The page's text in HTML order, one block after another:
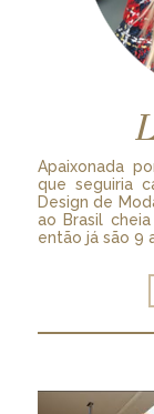
Apaixonada
que seguiria
Design de
ao Brasil
então já são 9